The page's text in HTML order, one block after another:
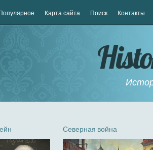
Популярное Карта сайта Поиск Контакты
Северная война